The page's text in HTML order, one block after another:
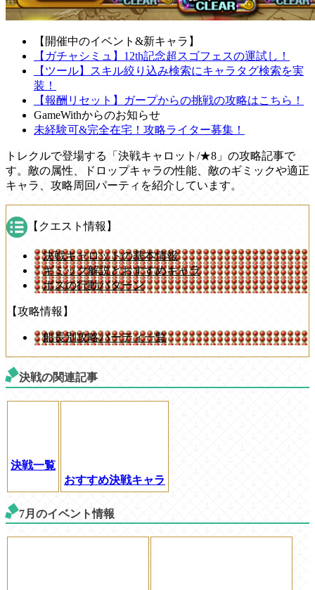
【開催中のイベント&新キャラ】
【ガチャシミュ】12th記念超スゴフェスの運試し！
【ツール】スキル絞り込み検索にキャラタグ検索を実
装！
【報酬リセット】ガープからの挑戦の攻略はこちら！
GameWithからのお知らせ
未経験可&完全在宅！攻略ライター募集！
トレクルで登場する「決戦キャロット/★8」の攻略記事で
す。敵の属性、ドロップキャラの性能、敵のギミックや適正
キャラ、攻略周回パーティを紹介しています。
【クエスト情報】
決戦キャロットの基本情報
ギミック解説とおすすめキャラ
ボスの行動パターン
【攻略情報】
船長別攻略パーティ一覧
決戦の関連記事
決戦一覧
おすすめ決戦キャラ
7月のイベント情報